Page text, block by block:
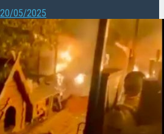
20/05/2025